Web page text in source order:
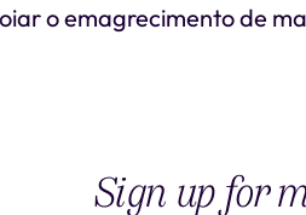
o emagrecimento de
Sign up for